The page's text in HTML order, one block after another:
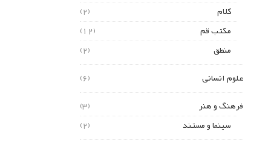
کلام
(2)
مکتب قم
(12)
منطق
(2)
علوم انسانی
(6)
فرهنگ و هنر
(3)
سینما و مستند
(2)